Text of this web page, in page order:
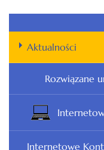
Aktualności
Rozwiązane
Internetowe